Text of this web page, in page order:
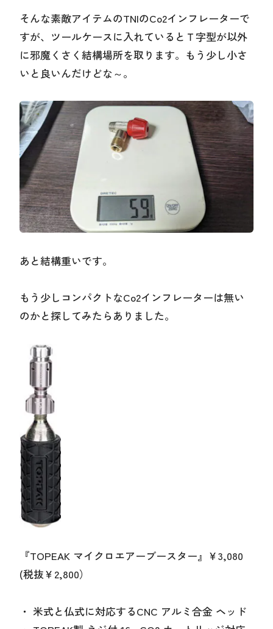
そんな素敵アイテムのTNIのCo2インフレーターで
すが、ツールケースに入れているとＴ字型が以外
に邪魔くさく結構場所を取ります。もう少し小さ
いと良いんだけどな～。
あと結構重いです。
もう少しコンパクトなCo2インフレーターは無い
のかと探してみたらありました。
『TOPEAK マイクロエアーブースター』￥3,080
(税抜￥2,800）
・ 米式と仏式に対応するCNC アルミ合金 ヘッド